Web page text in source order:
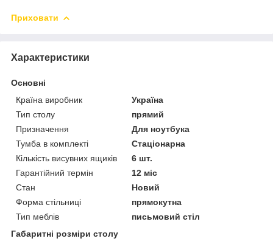
Приховати
Характеристики
Основні
Країна виробник
Україна
Тип столу
прямий
Призначення
Для ноутбука
Тумба в комплекті
Стаціонарна
Кількість висувних ящиків
6 шт.
Гарантійний термін
12 міс
Стан
Новий
Форма стільниці
прямокутна
Тип меблів
письмовий стіл
Габаритні розміри столу